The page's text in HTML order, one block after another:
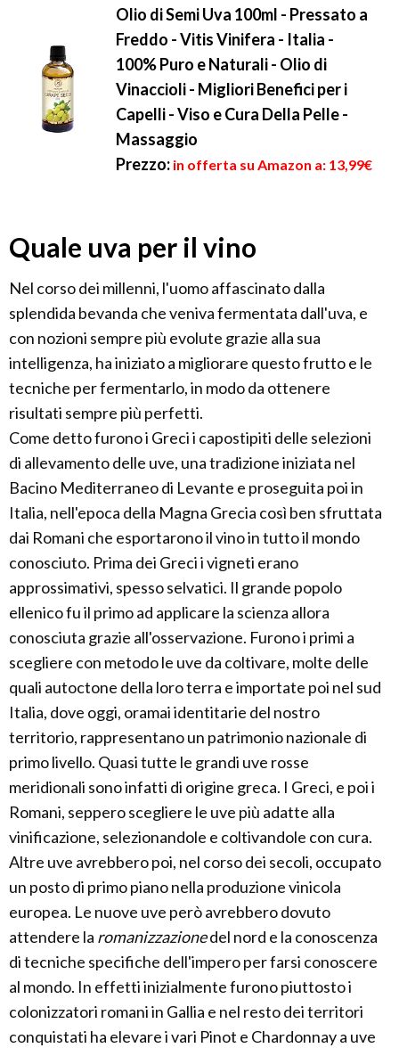
Olio di Semi Uva 100ml - Pressato a
Freddo - Vitis Vinifera - Italia -
100% Puro e Naturali - Olio di
Vinaccioli - Migliori Benefici per i
Capelli - Viso e Cura Della Pelle -
Massaggio
Prezzo: in offerta su Amazon a: 13,99€
Quale uva per il vino
Nel corso dei millenni, l'uomo affascinato dalla
splendida bevanda che veniva fermentata dall'uva, e
con nozioni sempre più evolute grazie alla sua
intelligenza, ha iniziato a migliorare questo frutto e le
tecniche per fermentarlo, in modo da ottenere
risultati sempre più perfetti.
Come detto furono i Greci i capostipiti delle selezioni
di allevamento delle uve, una tradizione iniziata nel
Bacino Mediterraneo di Levante e proseguita poi in
Italia, nell'epoca della Magna Grecia così ben sfruttata
dai Romani che esportarono il vino in tutto il mondo
conosciuto. Prima dei Greci i vigneti erano
approssimativi, spesso selvatici. Il grande popolo
ellenico fu il primo ad applicare la scienza allora
conosciuta grazie all'osservazione. Furono i primi a
scegliere con metodo le uve da coltivare, molte delle
quali autoctone della loro terra e importate poi nel sud
Italia, dove oggi, oramai identitarie del nostro
territorio, rappresentano un patrimonio nazionale di
primo livello. Quasi tutte le grandi uve rosse
meridionali sono infatti di origine greca. I Greci, e poi i
Romani, seppero scegliere le uve più adatte alla
vinificazione, selezionandole e coltivandole con cura.
Altre uve avrebbero poi, nel corso dei secoli, occupato
un posto di primo piano nella produzione vinicola
europea. Le nuove uve però avrebbero dovuto
attendere la romanizzazionedel nord e la conoscenza
di tecniche specifiche dell'impero per farsi conoscere
al mondo. In effetti inizialmente furono piuttosto i
colonizzatori romani in Gallia e nel resto dei territori
conquistati ha elevare i vari Pinot e Chardonnay a uve